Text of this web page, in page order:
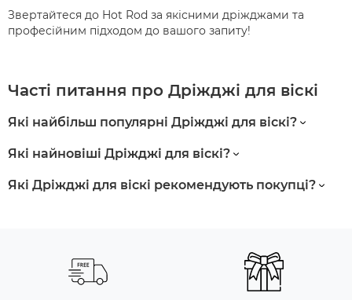
Звертайтеся до Hot Rod за якісними дріжджами та
професійним підходом до вашого запиту!
Чacті питaння пpo Дріжджі для віскі
Які найбільш популярні Дріжджі для віскі?
Які найновіші Дріжджі для віскі?
Які Дріжджі для віскі рекомендують покупці?